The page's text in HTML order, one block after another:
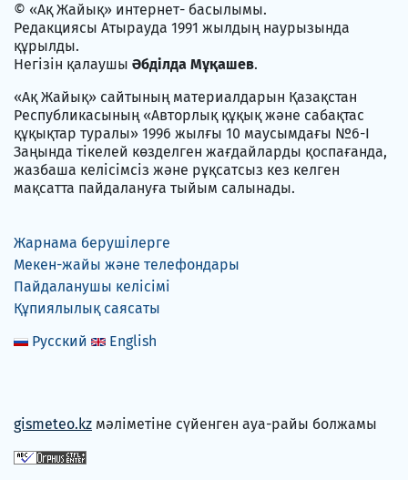
© «Ақ Жайық» интернет- басылымы.
Редакциясы Атырауда 1991 жылдың наурызында
құрылды.
Негізін қалаушы Әбділда Мұқашев.
«Ақ Жайық» сайтының материалдарын Қазақстан
Республикасының «Авторлық құқық және сабақтас
құқықтар туралы» 1996 жылғы 10 маусымдағы №6-I
Заңында тікелей көзделген жағдайларды қоспағанда,
жазбаша келісімсіз және рұқсатсыз кез келген
мақсатта пайдалануға тыйым салынады.
Жарнама берушілерге
Мекен-жайы және телефондары
Пайдаланушы келісімі
Құпиялылық саясаты
Русский
English
gismeteo.kz мәліметіне сүйенген ауа-райы болжамы